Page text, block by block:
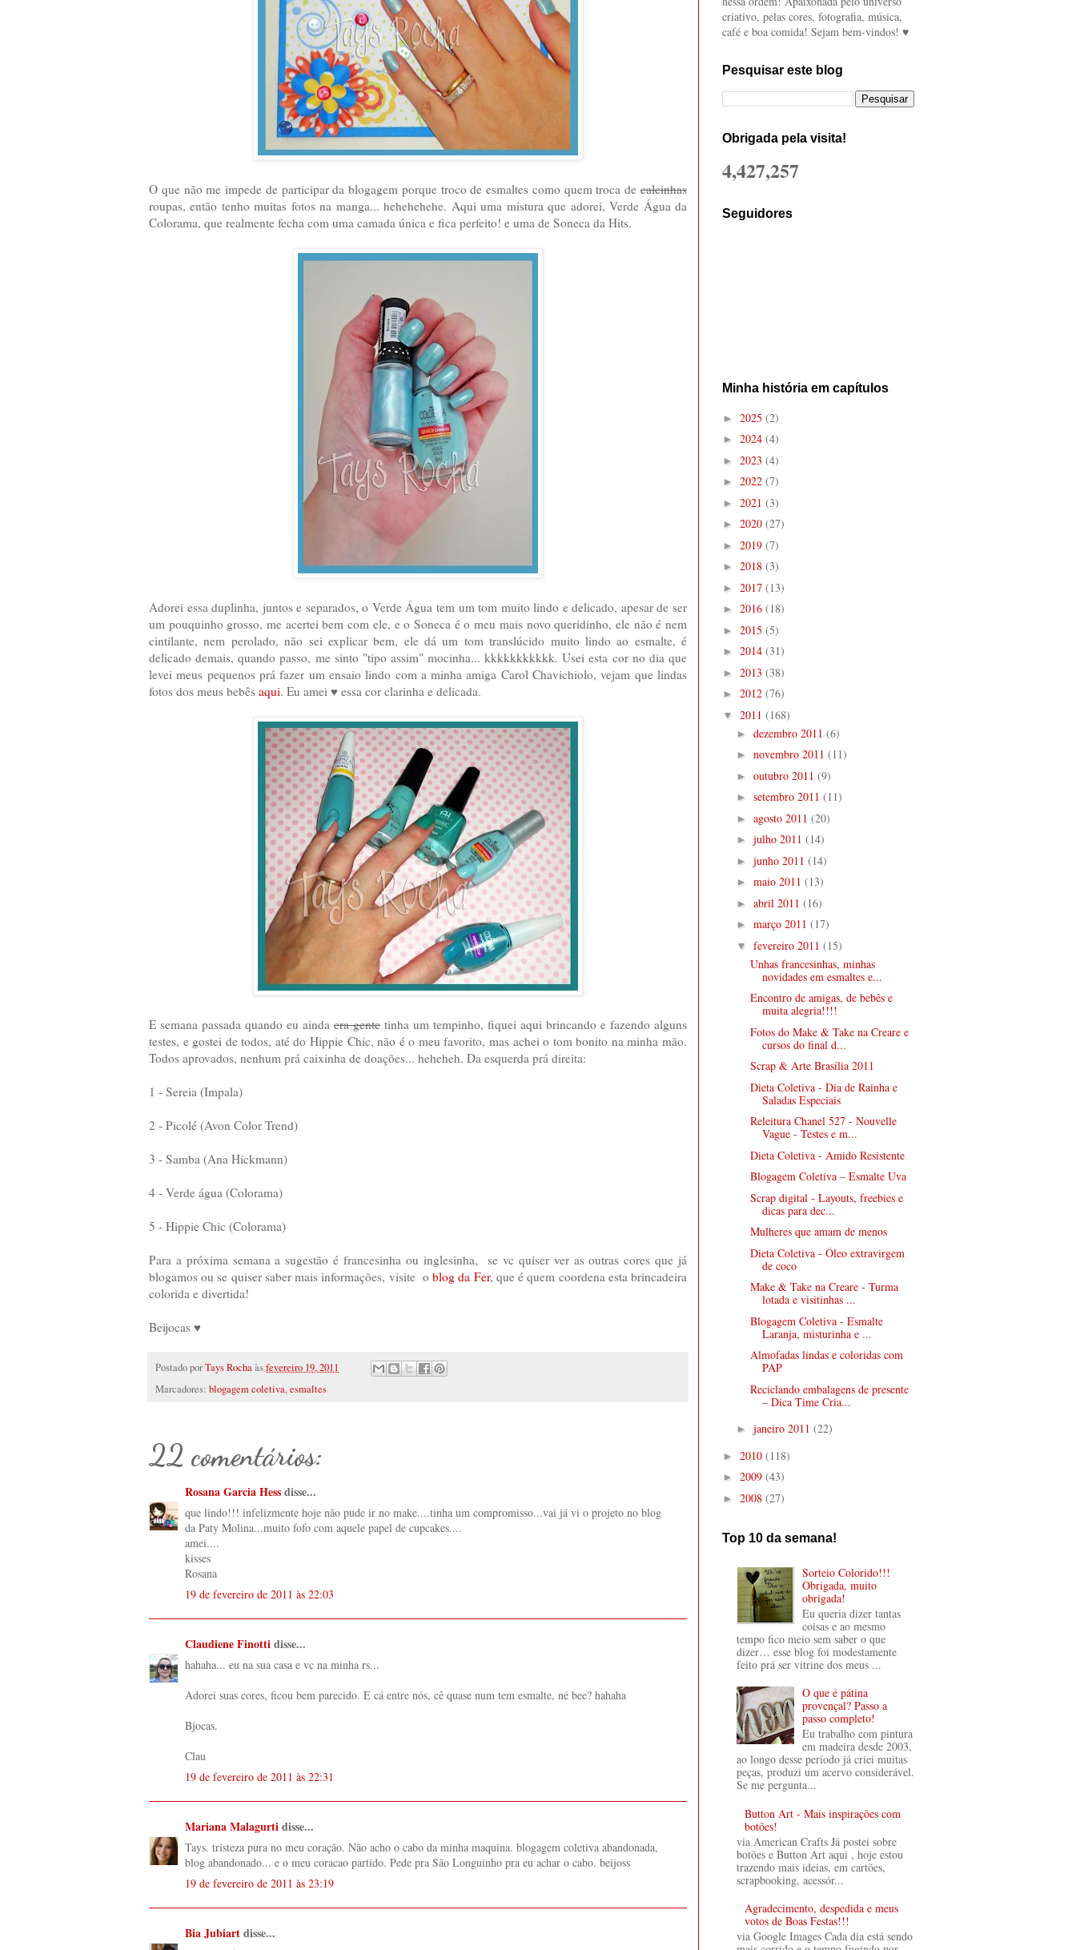
O que não me impede de participar da blogagem porque troco de esmaltes como quem troca de calcinhas
roupas, então tenho muitas fotos na manga... hehehehehe. Aqui uma mistura que adorei, Verde Água da
Colorama, que realmente fecha com uma camada única e fica perfeito! e uma de Soneca da Hits.
Adorei essa duplinha, juntos e separados, o Verde Água tem um tom muito lindo e delicado, apesar de ser
um pouquinho grosso, me acertei bem com ele, e o Soneca é o meu mais novo queridinho, ele não é nem
cintilante, nem perolado, não sei explicar bem, ele dá um tom translúcido muito lindo ao esmalte, é
delicado demais, quando passo, me sinto "tipo assim" mocinha... kkkkkkkkkkk. Usei esta cor no dia que
levei meus pequenos prá fazer um ensaio lindo com a minha amiga Carol Chavichiolo, vejam que lindas
fotos dos meus bebês aqui. Eu amei ♥ essa cor clarinha e delicada.
E semana passada quando eu ainda era gente tinha um tempinho, fiquei aqui brincando e fazendo alguns
testes, e gostei de todos, até do Hippie Chic, não é o meu favorito, mas achei o tom bonito na minha mão.
Todos aprovados, nenhum prá caixinha de doações... heheheh. Da esquerda prá direita:
1 - Sereia (Impala)
2 - Picolé (Avon Color Trend)
3 - Samba (Ana Hickmann)
4 - Verde água (Colorama)
5 - Hippie Chic (Colorama)
Para a próxima semana a sugestão é francesinha ou inglesinha, se vc quiser ver as outras cores que já
blogamos ou se quiser saber mais informações, visite oblog da Fer, que é quem coordena esta brincadeira
colorida e divertida!
Beijocas ♥
Postado porTays Rochaàsfevereiro 19, 2011
Marcadores: blogagem coletiva,esmaltes
22 comentários:
Rosana Garcia Hessdisse...
que lindo!!! infelizmente hoje não pude ir no make....tinha um compromisso...vai já vi o projeto no blog
da Paty Molina...muito fofo com aquele papel de cupcakes....
amei....
kisses
Rosana
19 de fevereiro de 2011 às 22:03
Claudiene Finottidisse...
hahaha... eu na sua casa e vc na minha rs...
Adorei suas cores, ficou bem parecido. E cá entre nós, cê quase num tem esmalte, né bee? hahaha
Bjocas.
Clau
19 de fevereiro de 2011 às 22:31
Mariana Malagurtidisse...
Tays. tristeza pura no meu coração. Não acho o cabo da minha maquina. blogagem coletiva abandonada,
blog abandonado... e o meu coracao partido. Pede pra São Longuinho pra eu achar o cabo. beijoss
19 de fevereiro de 2011 às 23:19
Bia Jubiartdisse...
criativo, pelas cores, fotografia, música,
café e boa comida! Sejam bem-vindos! ♥
Pesquisar este blog
Obrigada pela visita!
4,427,257
Seguidores
Minha história em capítulos
► 2025 (2)
► 2024 (4)
► 2023 (4)
► 2022 (7)
► 2021 (3)
► 2020 (27)
► 2019 (7)
► 2018 (3)
► 2017 (13)
► 2016 (18)
► 2015 (5)
► 2014 (31)
► 2013 (38)
► 2012 (76)
▼ 2011 (168)
► dezembro 2011 (6)
► novembro 2011 (11)
► outubro 2011 (9)
► setembro 2011 (11)
► agosto 2011 (20)
► julho 2011 (14)
► junho 2011 (14)
► maio 2011 (13)
► abril 2011 (16)
► março 2011 (17)
▼ fevereiro 2011 (15)
Unhas francesinhas, minhas
novidades em esmaltes e...
Encontro de amigas, de bebês e
muita alegria!!!!
Fotos do Make & Take na Creare e
cursos do final d...
Scrap & Arte Brasília 2011
Dieta Coletiva - Dia de Rainha e
Saladas Especiais
Releitura Chanel 527 - Nouvelle
Vague - Testes e m...
Dieta Coletiva - Amido Resistente
Blogagem Coletiva – Esmalte Uva
Scrap digital - Layouts, freebies e
dicas para dec...
Mulheres que amam de menos
Dieta Coletiva - Óleo extravirgem
de coco
Make & Take na Creare - Turma
lotada e visitinhas ...
Blogagem Coletiva - Esmalte
Laranja, misturinha e ...
Almofadas lindas e coloridas com
PAP
Reciclando embalagens de presente
– Dica Time Cria...
► janeiro 2011 (22)
► 2010 (118)
► 2009 (43)
► 2008 (27)
Top 10 da semana!
Sorteio Colorido!!!
Obrigada, muito
obrigada!
Eu queria dizer tantas
coisas e ao mesmo
tempo fico meio sem saber o que
dizer… esse blog foi modestamente
feito prá ser vitrine dos meus ...
O que é pátina
provençal? Passo a
passo completo!
Eu trabalho com pintura
em madeira desde 2003,
ao longo desse período já criei muitas
peças, produzi um acervo considerável.
Se me pergunta...
Button Art - Mais inspirações com
botões!
via American Crafts Já postei sobre
botões e Button Art aqui , hoje estou
trazendo mais ideias, em cartões,
scrapbooking, acessór...
Agradecimento, despedida e meus
votos de Boas Festas!!!
via Google Images Cada dia está sendo